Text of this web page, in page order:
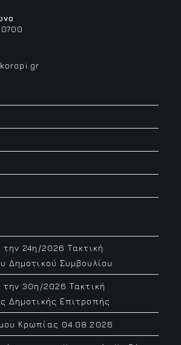
Opens
24η/2026 Τακτική
Δημοτικού Συμβουλίου
την 30η/2026 Τακτική
Δημοτικής Επιτροπής
Κρωπίας 04.08.2026